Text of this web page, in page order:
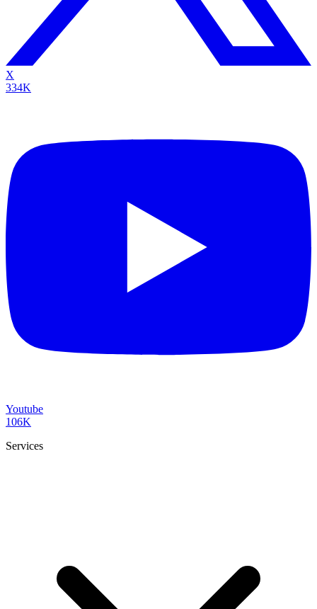
X
334K
Youtube
106K
Services